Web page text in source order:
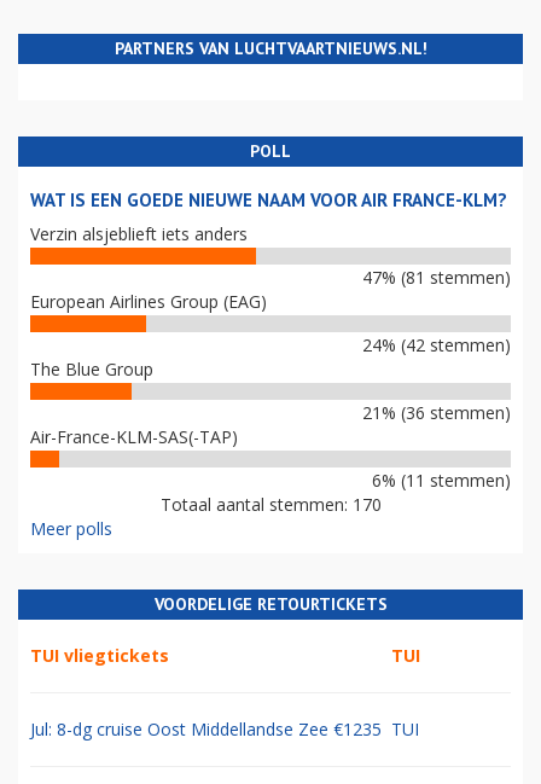
PARTNERS VAN LUCHTVAARTNIEUWS.NL!
POLL
WAT IS EEN GOEDE NIEUWE NAAM VOOR AIR FRANCE-KLM?
Verzin alsjeblieft iets anders
47% (81 stemmen)
European Airlines Group (EAG)
24% (42 stemmen)
The Blue Group
21% (36 stemmen)
Air-France-KLM-SAS(-TAP)
6% (11 stemmen)
Totaal aantal stemmen: 170
Meer polls
VOORDELIGE RETOURTICKETS
TUI vliegtickets TUI
Jul: 8-dg cruise Oost Middellandse Zee €1235 TUI